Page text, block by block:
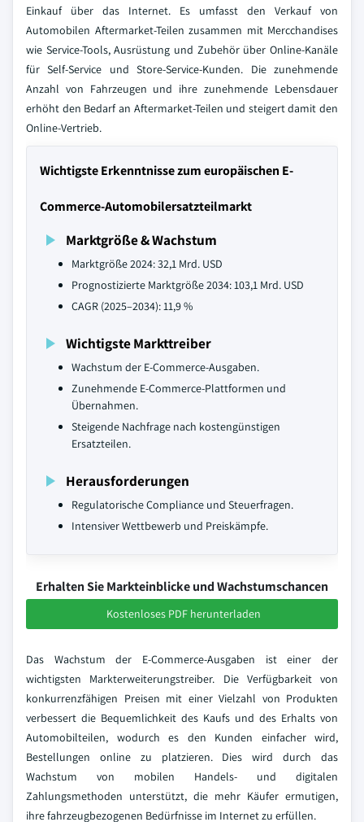
Einkauf über das Internet. Es umfasst den Verkauf von
Automobilen Aftermarket-Teilen zusammen mit Mercchandises
wie Service-Tools, Ausrüstung und Zubehör über Online-Kanäle
für Self-Service und Store-Service-Kunden. Die zunehmende
Anzahl von Fahrzeugen und ihre zunehmende Lebensdauer
erhöht den Bedarf an Aftermarket-Teilen und steigert damit den
Online-Vertrieb.
Wichtigste Erkenntnisse zum europäischen E-
Commerce-Automobilersatzteilmarkt
Marktgröße & Wachstum
Marktgröße 2024: 32,1 Mrd. USD
Prognostizierte Marktgröße 2034: 103,1 Mrd. USD
CAGR (2025–2034): 11,9 %
Wichtigste Markttreiber
Wachstum der E-Commerce-Ausgaben.
Zunehmende E-Commerce-Plattformen und
Übernahmen.
Steigende Nachfrage nach kostengünstigen
Ersatzteilen.
Herausforderungen
Regulatorische Compliance und Steuerfragen.
Intensiver Wettbewerb und Preiskämpfe.
Erhalten Sie Markteinblicke und Wachstumschancen
Kostenloses PDF herunterladen
Das Wachstum der E-Commerce-Ausgaben ist einer der
wichtigsten Markterweiterungstreiber. Die Verfügbarkeit von
konkurrenzfähigen Preisen mit einer Vielzahl von Produkten
verbessert die Bequemlichkeit des Kaufs und des Erhalts von
Automobilteilen, wodurch es den Kunden einfacher wird,
Bestellungen online zu platzieren. Dies wird durch das
Wachstum von mobilen Handels- und digitalen
Zahlungsmethoden unterstützt, die mehr Käufer ermutigen,
ihre fahrzeugbezogenen Bedürfnisse im Internet zu erfüllen.